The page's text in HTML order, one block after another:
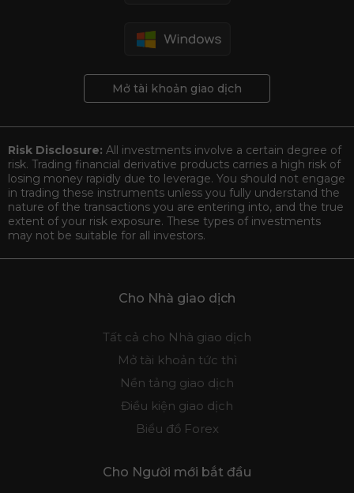
Mở tài khoản giao dịch
Risk Disclosure: All investments involve a certain degree of
risk. Trading financial derivative products carries a high risk of
losing money rapidly due to leverage. You should not engage
in trading these instruments unless you fully understand the
nature of the transactions you are entering into, and the true
extent of your risk exposure. These types of investments
may not be suitable for all investors.
Cho Nhà giao dịch
Tất cả cho Nhà giao dịch
Mở tài khoản tức thì
Nền tảng giao dịch
Điều kiện giao dịch
Biểu đồ Forex
Cho Người mới bắt đầu